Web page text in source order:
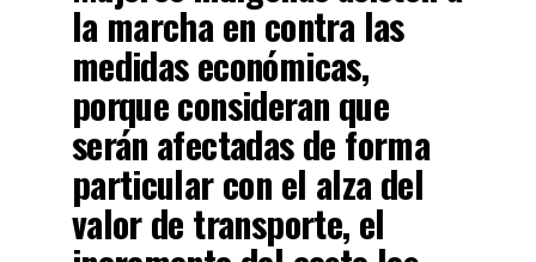
la marcha en contra las
medidas económicas,
porque consideran que
serán afectadas de forma
particular con el alza del
valor de transporte, el